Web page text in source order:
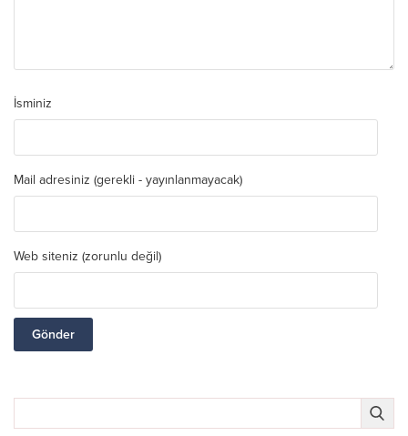
İsminiz
Mail adresiniz (gerekli - yayınlanmayacak)
Web siteniz (zorunlu değil)